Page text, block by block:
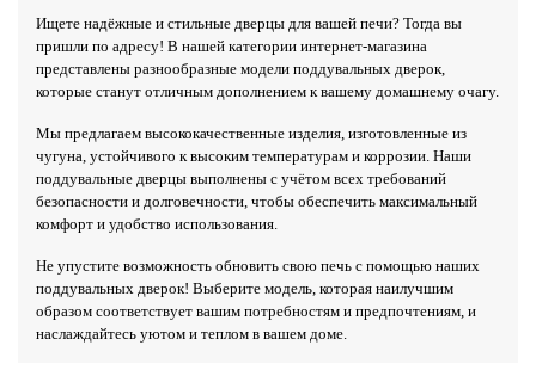
Ищете надёжные и стильные дверцы для вашей печи? Тогда вы
пришли по адресу! В нашей категории интернет-магазина
представлены разнообразные модели поддувальных дверок,
которые станут отличным дополнением к вашему домашнему очагу.
Мы предлагаем высококачественные изделия, изготовленные из
чугуна, устойчивого к высоким температурам и коррозии. Наши
поддувальные дверцы выполнены с учётом всех требований
безопасности и долговечности, чтобы обеспечить максимальный
комфорт и удобство использования.
Не упустите возможность обновить свою печь с помощью наших
поддувальных дверок! Выберите модель, которая наилучшим
образом соответствует вашим потребностям и предпочтениям, и
наслаждайтесь уютом и теплом в вашем доме.